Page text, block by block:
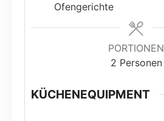
Ofengerichte
PORTIONEN
2 Personen
KÜCHENEQUIPMENT